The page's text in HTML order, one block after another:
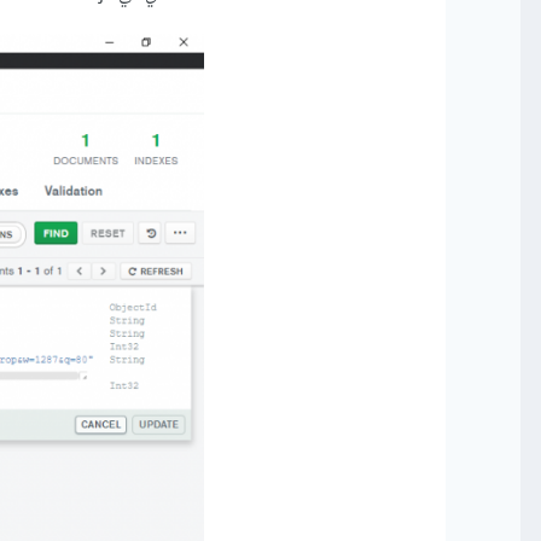
في حال لم يحل ذلك